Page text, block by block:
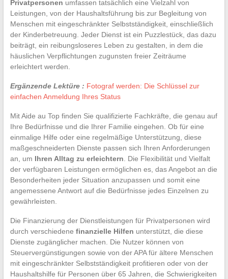
Privatpersonen umfassen tatsächlich eine Vielzahl von
Leistungen, von der Haushaltsführung bis zur Begleitung von
Menschen mit eingeschränkter Selbstständigkeit, einschließlich
der Kinderbetreuung. Jeder Dienst ist ein Puzzlestück, das dazu
beiträgt, ein reibungsloseres Leben zu gestalten, in dem die
häuslichen Verpflichtungen zugunsten freier Zeiträume
erleichtert werden.
Ergänzende Lektüre : Fotograf werden: Die Schlüssel zur
einfachen Anmeldung Ihres Status
Mit Aide au Top finden Sie qualifizierte Fachkräfte, die genau auf
Ihre Bedürfnisse und die Ihrer Familie eingehen. Ob für eine
einmalige Hilfe oder eine regelmäßige Unterstützung, diese
maßgeschneiderten Dienste passen sich Ihren Anforderungen
an, um Ihren Alltag zu erleichtern . Die Flexibilität und Vielfalt
der verfügbaren Leistungen ermöglichen es, das Angebot an die
Besonderheiten jeder Situation anzupassen und somit eine
angemessene Antwort auf die Bedürfnisse jedes Einzelnen zu
gewährleisten.
Die Finanzierung der Dienstleistungen für Privatpersonen wird
durch verschiedene finanzielle Hilfen unterstützt, die diese
Dienste zugänglicher machen. Die Nutzer können von
Steuervergünstigungen sowie von der APA für ältere Menschen
mit eingeschränkter Selbstständigkeit profitieren oder von der
Haushaltshilfe für Personen über 65 Jahren, die Schwierigkeiten